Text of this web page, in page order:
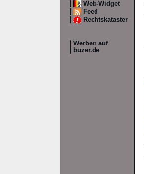
Web-Widget
Feed
Rechtskataster
Werben auf
buzer.de